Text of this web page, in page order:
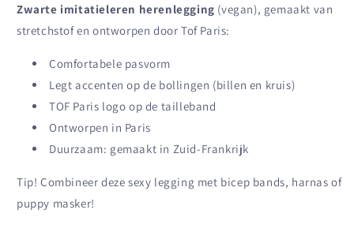
Zwarte imitatieleren herenlegging (vegan), gemaakt van
stretchstof en ontworpen door Tof Paris:
Comfortabele pasvorm
Legt accenten op de bollingen (billen en kruis)
TOF Paris logo op de tailleband
Ontworpen in Paris
Duurzaam: gemaakt in Zuid-Frankrijk
Tip! Combineer deze sexy legging met bicep bands, harnas of
puppy masker!